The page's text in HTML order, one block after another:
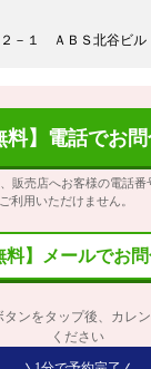
－１ ＡＢＳ北谷ビル
料】電話でお
販売店へお客様の電話番
利用いただけません。
料】メールでお
タンをタップ後、カレ
ください